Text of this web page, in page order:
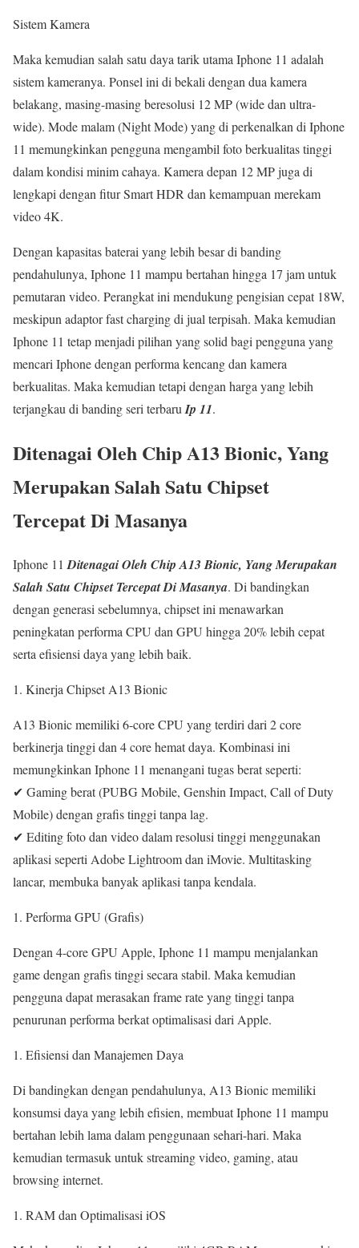
Sistem Kamera
Maka kemudian salah satu daya tarik utama Iphone 11 adalah
sistem kameranya. Ponsel ini di bekali dengan dua kamera
belakang, masing-masing beresolusi 12 MP (wide dan ultra-
wide). Mode malam (Night Mode) yang di perkenalkan di Iphone
11 memungkinkan pengguna mengambil foto berkualitas tinggi
dalam kondisi minim cahaya. Kamera depan 12 MP juga di
lengkapi dengan fitur Smart HDR dan kemampuan merekam
video 4K.
Dengan kapasitas baterai yang lebih besar di banding
pendahulunya, Iphone 11 mampu bertahan hingga 17 jam untuk
pemutaran video. Perangkat ini mendukung pengisian cepat 18W,
meskipun adaptor fast charging di jual terpisah. Maka kemudian
Iphone 11 tetap menjadi pilihan yang solid bagi pengguna yang
mencari Iphone dengan performa kencang dan kamera
berkualitas. Maka kemudian tetapi dengan harga yang lebih
terjangkau di banding seri terbaruIp 11.
Ditenagai Oleh Chip A13 Bionic, Yang
Merupakan Salah Satu Chipset
Tercepat Di Masanya
Iphone 11 Ditenagai Oleh Chip A13 Bionic, Yang Merupakan
Salah Satu Chipset Tercepat Di Masanya. Di bandingkan
dengan generasi sebelumnya, chipset ini menawarkan
peningkatan performa CPU dan GPU hingga 20% lebih cepat
serta efisiensi daya yang lebih baik.
Kinerja Chipset A13 Bionic
A13 Bionic memiliki 6-core CPU yang terdiri dari 2 core
berkinerja tinggi dan 4 core hemat daya. Kombinasi ini
memungkinkan Iphone 11 menangani tugas berat seperti:
✔ Gaming berat (PUBG Mobile, Genshin Impact, Call of Duty
Mobile) dengan grafis tinggi tanpa lag.
✔ Editing foto dan video dalam resolusi tinggi menggunakan
aplikasi seperti Adobe Lightroom dan iMovie. Multitasking
lancar, membuka banyak aplikasi tanpa kendala.
Performa GPU (Grafis)
Dengan 4-core GPU Apple, Iphone 11 mampu menjalankan
game dengan grafis tinggi secara stabil. Maka kemudian
pengguna dapat merasakan frame rate yang tinggi tanpa
penurunan performa berkat optimalisasi dari Apple.
Efisiensi dan Manajemen Daya
Di bandingkan dengan pendahulunya, A13 Bionic memiliki
konsumsi daya yang lebih efisien, membuat Iphone 11 mampu
bertahan lebih lama dalam penggunaan sehari-hari. Maka
kemudian termasuk untuk streaming video, gaming, atau
browsing internet.
RAM dan Optimalisasi iOS